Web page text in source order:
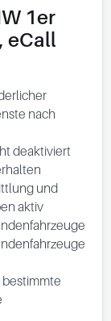
1er
eCall
nach
deaktiviert
und
aktiv
bestimmte